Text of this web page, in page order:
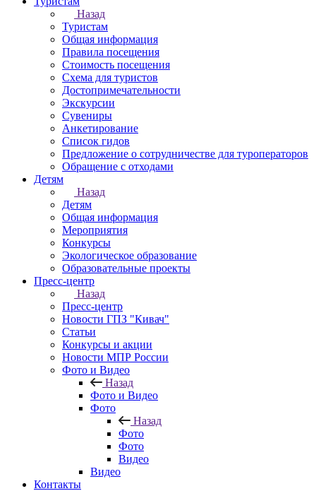
Назад
Туристам
Общая информация
Правила посещения
Стоимость посещения
Схема для туристов
Достопримечательности
Экскурсии
Сувениры
Анкетирование
Список гидов
Предложение о сотрудничестве для туроператоров
Обращение с отходами
Детям
Назад
Детям
Общая информация
Мероприятия
Конкурсы
Экологическое образование
Образовательные проекты
Пресс-центр
Назад
Пресс-центр
Новости ГПЗ "Кивач"
Статьи
Конкурсы и акции
Новости МПР России
Фото и Видео
Назад
Фото и Видео
Фото
Назад
Фото
Фото
Видео
Видео
Контакты